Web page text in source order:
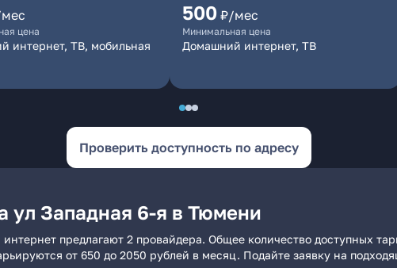
цена
интернет, ТВ, мобильная
500 ₽/мес
Минимальная цена
Домашний интернет, ТВ
Проверить доступность по адресу
ул Западная 6-я в Тюмени
предлагают 2 провайдера. Общее количество доступных
от 650 до 2050 рублей в месяц. Подайте заявку на